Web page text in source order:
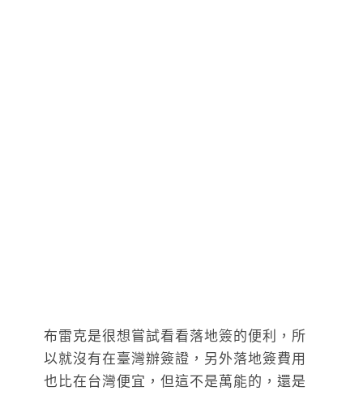
布雷克是很想嘗試看看落地簽的便利，所
以就沒有在臺灣辦簽證，另外落地簽費用
也比在台灣便宜，但這不是萬能的，還是